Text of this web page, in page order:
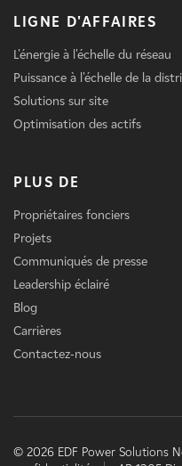
LIGNE D'AFFAIRES
L'énergie à l'échelle du réseau
Puissance à l'échelle de la
Solutions sur site
Optimisation des actifs
PLUS DE
Propriétaires fonciers
Projets
Communiqués de presse
Leadership éclairé
Blog
Carrières
Contactez-nous
© 2026 EDF Power Solutions